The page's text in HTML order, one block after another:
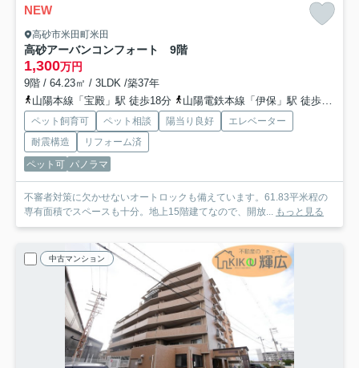
NEW
高砂市米田町米田
高砂アーバンコンフォート 9階
1,300万円
9階 / 64.23㎡ / 3LDK /築37年
山陽本線「宝殿」駅 徒歩18分
山陽電鉄本線「伊保」駅 徒歩31分
ペット飼育可 ペット相談 陽当り良好
エレベーター
耐震構造
リフォーム済
ペット可 パノラマ
不審者対策に欠かせないオートロックも備えています。61.83平米程の
専有面積でスペースも十分。地上15階建てなので、開放... もっと見る
中古マンション